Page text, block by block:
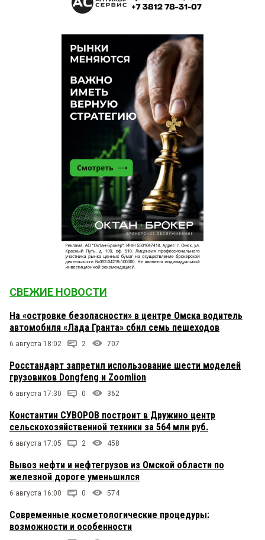
СВЕЖИЕ НОВОСТИ
На «островке безопасности» в центре Омска водитель
автомобиля «Лада Гранта» сбил семь пешеходов
6 августа 18:02 2 707
Росстандарт запретил использование шести моделей
грузовиков Dongfeng и Zoomlion
6 августа 17:30 0 362
Константин СУВОРОВ построит в Дружино центр
сельскохозяйственной техники за 564 млн руб.
6 августа 17:05 2 458
Вывоз нефти и нефтегрузов из Омской области по
железной дороге уменьшился
6 августа 16:00 0 574
Современные косметологические процедуры:
возможности и особенности